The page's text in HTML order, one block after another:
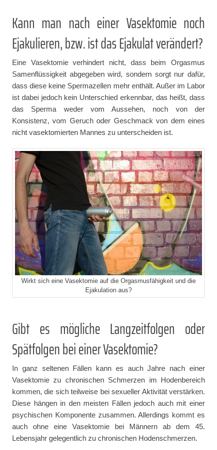
Kann man nach einer Vasektomie noch
Ejakulieren, bzw. ist das Ejakulat verändert?
Eine Vasektomie verhindert nicht, dass beim Orgasmus
Samenflüssigkeit abgegeben wird, sondern sorgt nur dafür,
dass diese keine Spermazellen mehr enthält. Außer im Labor
ist dabei jedoch kein Unterschied erkennbar, das heißt, dass
das Sperma weder vom Aussehen, noch von der
Konsistenz, vom Geruch oder Geschmack von dem eines
nicht vasektomierten Mannes zu unterscheiden ist.
Wirkt sich eine Vasektomie auf die Orgasmusfähigkeit und die
Ejakulation aus?
Gibt es mögliche Langzeitfolgen oder
Spätfolgen bei einer Vasektomie?
In ganz seltenen Fällen kann es auch Jahre nach einer
Vasektomie zu chronischen Schmerzen im Hodenbereich
kommen, die sich teilweise bei sexueller Aktivität verstärken.
Diese hängen in den meisten Fällen jedoch auch mit einer
psychischen Komponente zusammen. Allerdings kommt es
auch ohne eine Vasektomie bei Männern ab dem 45.
Lebensjahr gelegentlich zu chronischen Hodenschmerzen.